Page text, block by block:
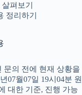
펴보기
정리하기
문의 전에 현재 상황을
07월07일 19시04분 원
대한 기준, 진행 가능